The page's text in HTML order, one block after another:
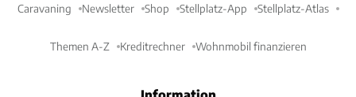
Caravaning Newsletter Shop Stellplatz-App Stellplatz-Atlas
Themen A-Z Kreditrechner Wohnmobil finanzieren
Information